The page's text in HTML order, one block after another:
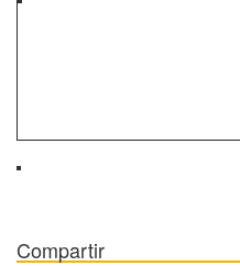
Compartir